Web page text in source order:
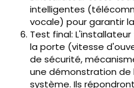
intelligentes
vocale) pour garantir
Test final:
la porte (vitesse
de sécurité,
une démonstration de
système. Ils